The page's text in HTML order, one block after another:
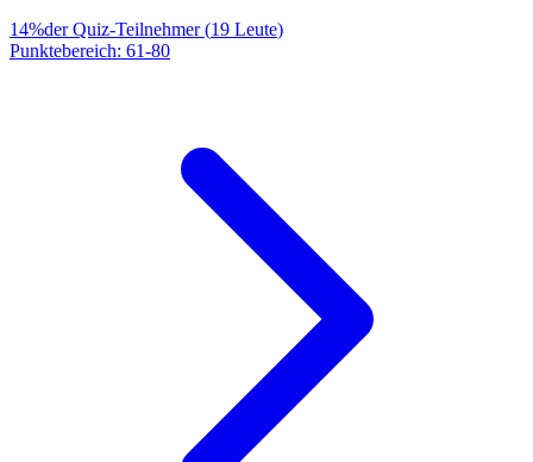
14%der Quiz-Teilnehmer(19 Leute)
Punktebereich: 61-80